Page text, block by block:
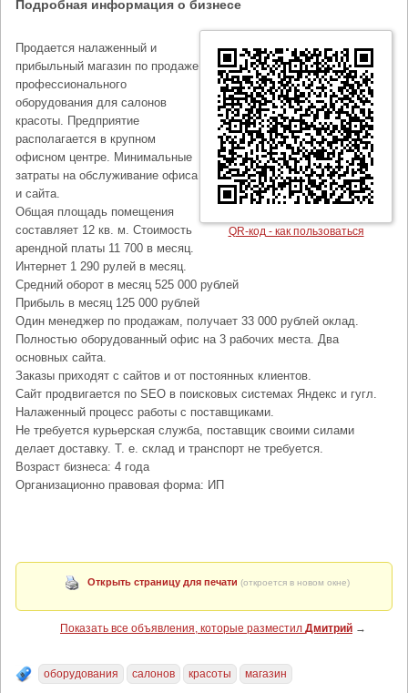
Подробная информация о бизнесе
QR-код - как пользоваться
Продается налаженный и
прибыльный магазин по продаже
профессионального
оборудования для салонов
красоты. Предприятие
располагается в крупном
офисном центре. Минимальные
затраты на обслуживание офиса
и сайта.
Общая площадь помещения
составляет 12 кв. м. Стоимость
арендной платы 11 700 в месяц.
Интернет 1 290 рулей в месяц.
Средний оборот в месяц 525 000 рублей
Прибыль в месяц 125 000 рублей
Один менеджер по продажам, получает 33 000 рублей оклад.
Полностью оборудованный офис на 3 рабочих места. Два
основных сайта.
Заказы приходят с сайтов и от постоянных клиентов.
Сайт продвигается по SEO в поисковых системах Яндекс и гугл.
Налаженный процесс работы с поставщиками.
Не требуется курьерская служба, поставщик своими силами
делает доставку. Т. е. склад и транспорт не требуется.
Возраст бизнеса: 4 года
Организационно правовая форма: ИП
Открыть страницу для печати (откроется в новом окне)
Показать все объявления, которые разместил Дмитрий →
оборудования салонов красоты магазин